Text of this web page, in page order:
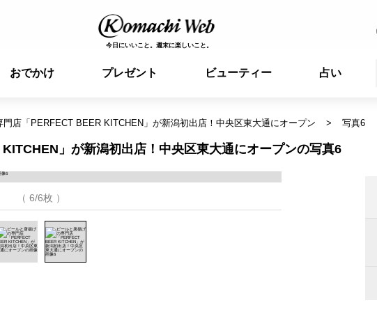
今日にいいこと。週末に楽しいこと。
おでかけ プレゼント ビューティー 占い
門店「PERFECT BEER KITCHEN」が新潟初出店！中央区東大通にオープン 写真6
」が新潟初出店！中央区東大通にオープンの写真6
（ 6/6枚 ）